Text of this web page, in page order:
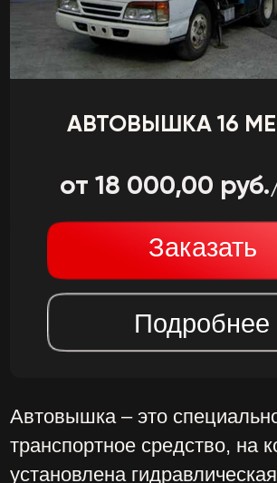
рабочей высоте, автовышки
обеспечивают удобный доступ к
труднодоступным местам. Кроме того,
они используются при обслуживании и
освещения и рекламных щитов.
услуг, например, при обслуживании
деревьев и уборке фасадов зданий.
Также это удобное и эффективное
решение для монтажа и ремонта камер
Аренда автовышки – это удобный и
выгодный способ получить доступ к
высоте без необходимости покупать или
хранить собственную технику. При
На что обратить внимание при